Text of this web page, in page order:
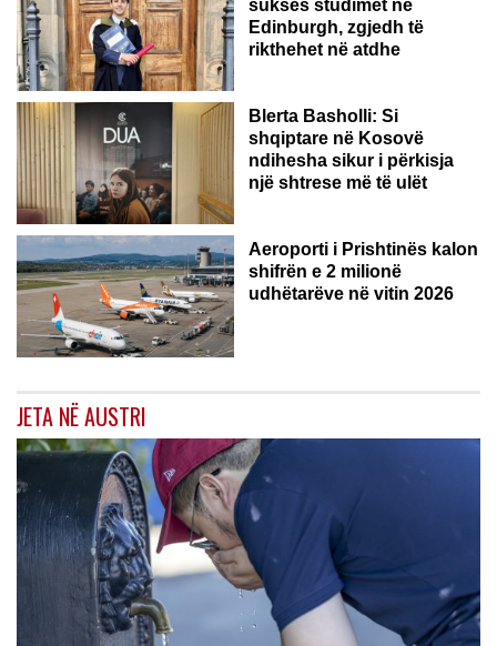
sukses studimet në
Edinburgh, zgjedh të
rikthehet në atdhe
Blerta Basholli: Si
shqiptare në Kosovë
ndihesha sikur i përkisja
një shtrese më të ulët
Aeroporti i Prishtinës kalon
shifrën e 2 milionë
udhëtarëve në vitin 2026
JETA NË AUSTRI